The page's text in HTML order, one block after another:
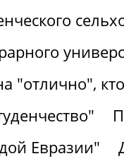
"отлично",
Евразии"